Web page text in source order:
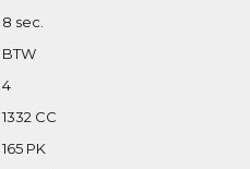
8 sec.
BTW
4
1332 CC
165 PK